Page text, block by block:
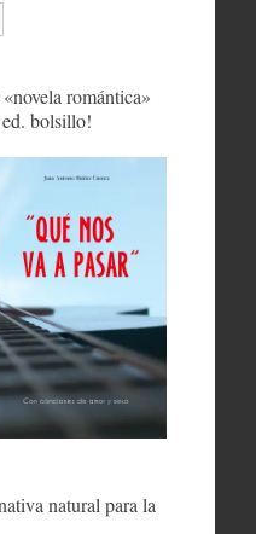
romántica»
bolsillo!
natural para la